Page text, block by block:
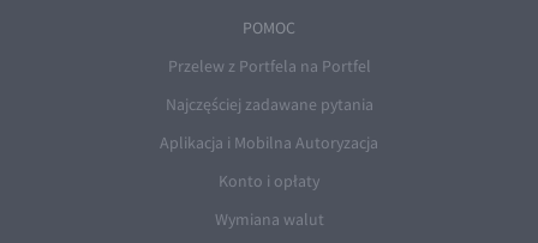
POMOC
Przelew z Portfela na Portfel
Najczęściej zadawane pytania
Aplikacja i Mobilna Autoryzacja
Konto i opłaty
Wymiana walut